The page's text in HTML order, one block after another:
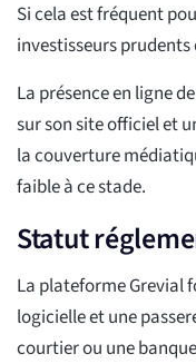
Si cela est fréquent
investisseurs
La présence en ligne
sur son site officiel et
la couverture
faible à ce stade.
Statut
La plateforme Grevial
logicielle et une
courtier ou une